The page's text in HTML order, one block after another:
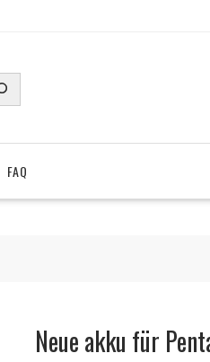
FAQ
Neue akku für